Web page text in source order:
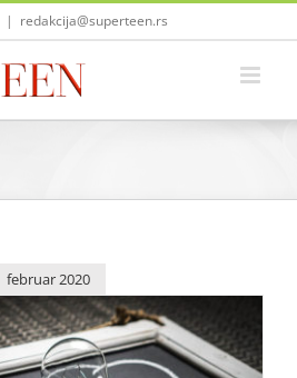
| redakcija@superteen.rs
februar 2020